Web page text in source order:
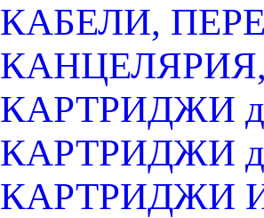
КАБЕЛИ,
КАРТРИДЖИ
КАРТРИДЖИ
КАРТРИДЖИ